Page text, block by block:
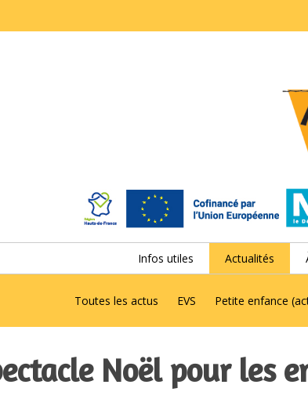
Infos utiles Actualités
Toutes les actus EVS Petite enfance
Noël pour les